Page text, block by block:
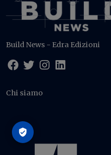
Build News - Edra Edizioni
Chi siamo